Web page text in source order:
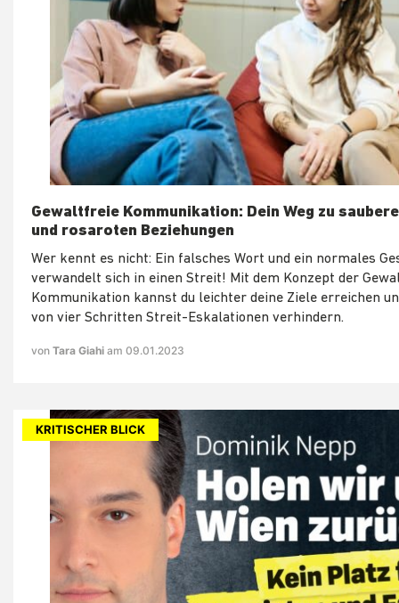
Gewaltfreie Kommunikation: Dein Weg zu
und rosaroten Beziehungen
Wer kennt es nicht: Ein falsches Wort und ein normales
verwandelt sich in einen Streit! Mit dem Konzept der
Kommunikation kannst du leichter deine Ziele erreichen
von vier Schritten Streit-Eskalationen verhindern.
von Tara Giahi am 09.01.2023
KRITISCHER BLICK